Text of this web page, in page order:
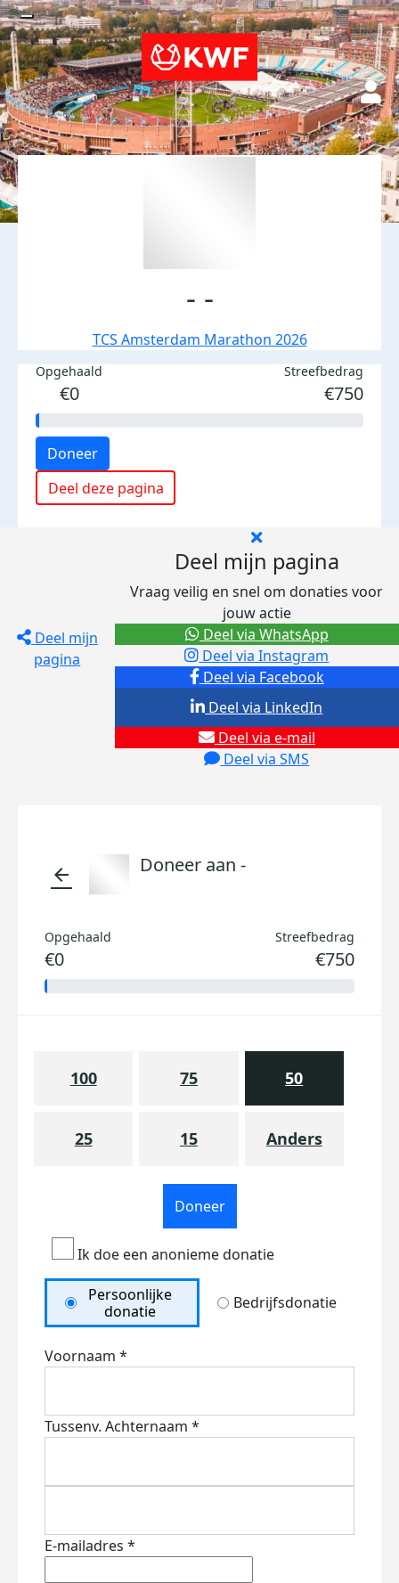
- -
TCS Amsterdam Marathon 2026
Opgehaald
€0
Streefbedrag
€750
Doneer
Deel deze pagina
Deel mijn
pagina
Deel mijn pagina
Vraag veilig en snel om donaties voor
jouw actie
Deel via Facebook
Deel via Instagram
Deel via e-mail
Deel via SMS
Deel via LinkedIn
Deel via WhatsApp
arrow_back Doneer aan -
Opgehaald
€0
Streefbedrag
€750
100 75 50
25 15 Anders
Doneer
Ik doe een anonieme donatie
Persoonlijke
donatie
Bedrijfsdonatie
Voornaam *
Tussenv. Achternaam *
E-mailadres *